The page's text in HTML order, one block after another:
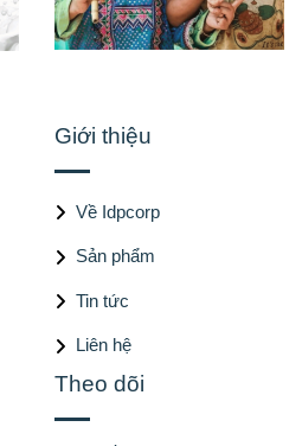
Giới thiệu
Về Idpcorp
Sản phẩm
Tin tức
Liên hệ
Theo dõi